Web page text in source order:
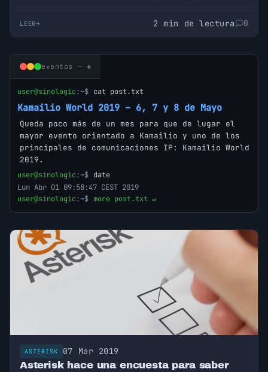
con un diseño "minimalista" y basado en la
filosofía Open Hardware lo que lo convierte en
una herramienta que puede ayudar a futuros
desarrollos.
LEER 2 min de lectura 0
eventos — ◈
user@sinologic:~$ cat post.txt
Kamailio World 2019 – 6, 7 y 8 de Mayo
Queda poco más de un mes para que de lugar el
mayor evento orientado a Kamailio y uno de los
principales de comunicaciones IP: Kamailio World
2019.
user@sinologic:~$ date
Lun Abr 01 09:58:47 CEST 2019
user@sinologic:~$ more post.txt ↵
ASTERISK 07 Mar 2019
Asterisk hace una encuesta para saber